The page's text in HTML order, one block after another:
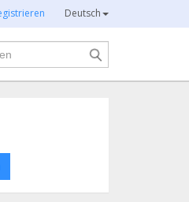
Deutsch